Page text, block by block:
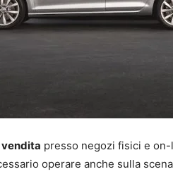
presso negozi fisici e
operare anche sulla